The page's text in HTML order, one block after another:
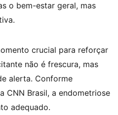
o bem-estar geral, mas
crucial para reforçar
não é frescura, mas
alerta. Conforme
CNN Brasil, a endometriose
adequado.